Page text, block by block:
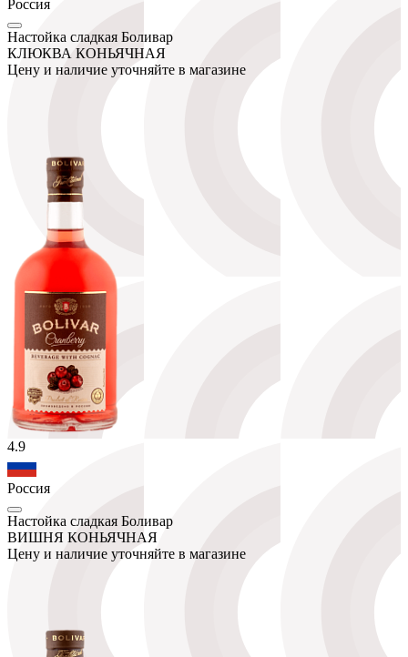
Россия
Настойка сладкая Боливар
КЛЮКВА КОНЬЯЧНАЯ
Цену и наличие уточняйте в магазине
4.9
Россия
Настойка сладкая Боливар
ВИШНЯ КОНЬЯЧНАЯ
Цену и наличие уточняйте в магазине